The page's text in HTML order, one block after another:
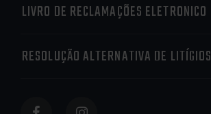
LIVRO DE RECLAMAÇÕES ELETRONICO
RESOLUÇÃO ALTERNATIVA DE LITÍGIOS